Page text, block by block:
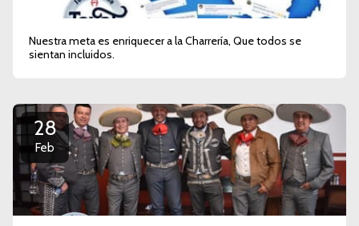
Nuestra meta es enriquecer a la Charrería, Que todos se
sientan incluidos.
28
Feb